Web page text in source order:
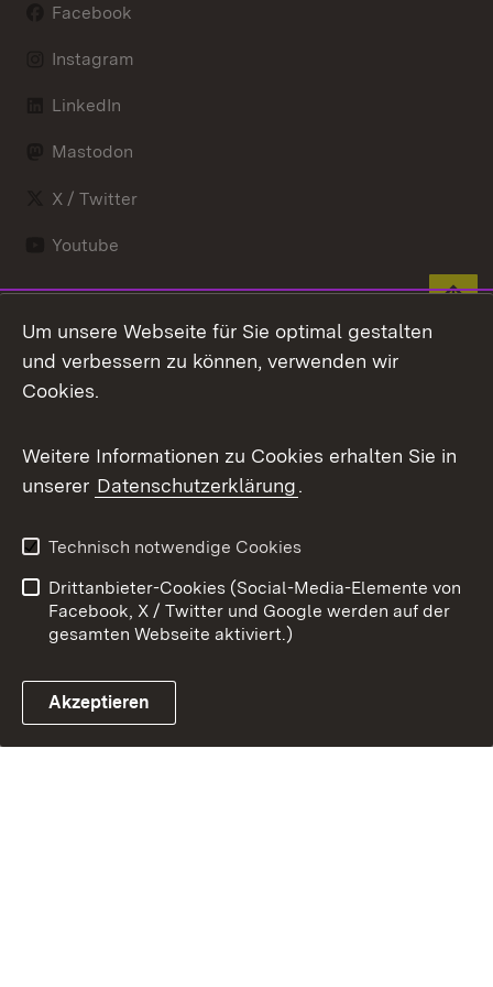
Facebook
Instagram
LinkedIn
Mastodon
X / Twitter
Youtube
Link zum Landesportal
Kontakt
Datenschutz
Benutzungshinweise
Erklärung zur
Um unsere Webseite für Sie optimal gestalten
und verbessern zu können, verwenden wir
Cookies.
Weitere Informationen zu Cookies erhalten Sie in
unserer Datenschutzerklärung.
Technisch notwendige Cookies
Drittanbieter-Cookies (Social-Media-Elemente von
Facebook, X / Twitter und Google werden auf der
gesamten Webseite aktiviert.)
Akzeptieren